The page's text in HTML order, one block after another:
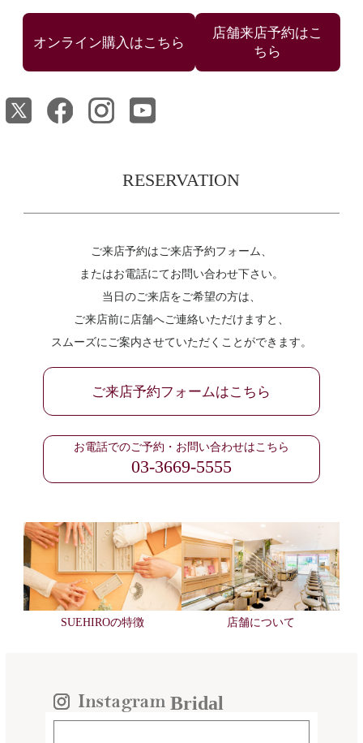
店舗来店予約はこ
ちら
RESERVATION
ご来店予約はご来店予約フォーム、
またはお電話にてお問い合わせ下さい。
当日のご来店をご希望の方は、
ご来店前に店舗へご連絡いただけますと、
スムーズにご案内させていただくことができます。
ご来店予約フォームはこちら
お電話でのご予約・お問い合わせはこちら
03-3669-5555
SUEHIROの特徴 店舗について
Bridal